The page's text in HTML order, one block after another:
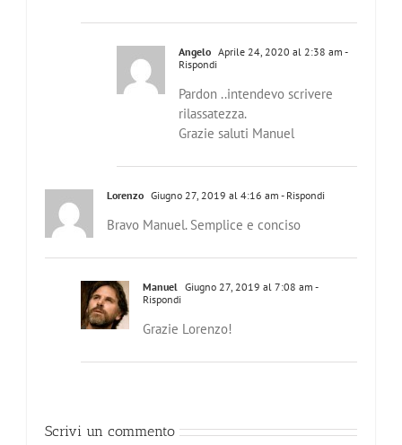
Angelo Aprile 24, 2020 al 2:38 am -
Rispondi
Pardon ..intendevo scrivere
rilassatezza.
Grazie saluti Manuel
Lorenzo Giugno 27, 2019 al 4:16 am - Rispondi
Bravo Manuel. Semplice e conciso
Manuel Giugno 27, 2019 al 7:08 am -
Rispondi
Grazie Lorenzo!
Scrivi un commento